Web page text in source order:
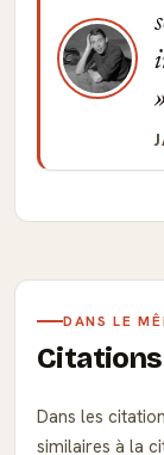
DANS LE
Dans les
similaires à la